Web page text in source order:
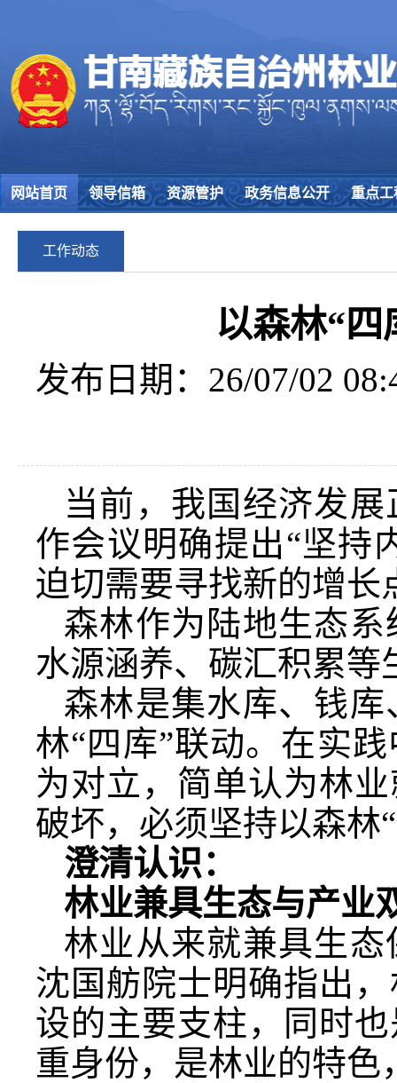
网站首页 领导信箱 资源管护 政务信息公开 重点工
工作动态
以森林“
发布日期：26/07/02
当前，我国经济发
作会议明确提出“坚持
迫切需要寻找新的增长
森林作为陆地生态
水源涵养、碳汇积累等
森林是集水库、钱
林“四库”联动。在实
为对立，简单认为林
破坏，必须坚持以森林
澄清认识：
林业兼具生态与产业
林业从来就兼具生
沈国舫院士明确指出
设的主要支柱，同时
重身份，是林业的特色